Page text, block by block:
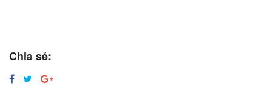
Chia sẻ: